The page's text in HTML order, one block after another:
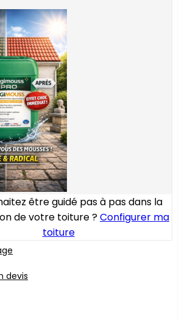
être guidé pas à pas dans la
de votre toiture ?Configurer ma
toiture
devis